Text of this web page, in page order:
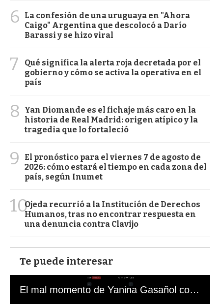
6
La confesión de una uruguaya en "Ahora
Caigo" Argentina que descolocó a Darío
Barassi y se hizo viral
7
Qué significa la alerta roja decretada por el
gobierno y cómo se activa la operativa en el
país
8
Yan Diomande es el fichaje más caro en la
historia de Real Madrid: origen atípico y la
tragedia que lo fortaleció
9
El pronóstico para el viernes 7 de agosto de
2026: cómo estará el tiempo en cada zona del
país, según Inumet
10Ojeda recurrió a la Institución de Derechos
Humanos, tras no encontrar respuesta en
una denuncia contra Clavijo
Te puede interesar
El mal momento de Yanina Gasañol con un hincha argentino en "Subrayado"